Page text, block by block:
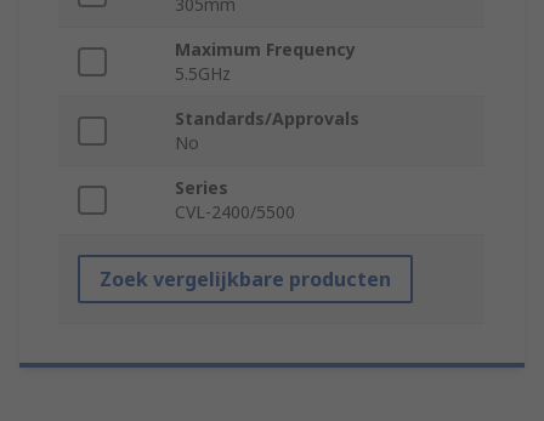
305mm
Maximum Frequency
5.5GHz
Standards/Approvals
No
Series
CVL-2400/5500
Zoek vergelijkbare producten